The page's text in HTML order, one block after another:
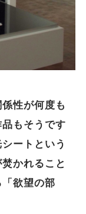
性が何度も
もそうです
ートという
かれること
欲望の部